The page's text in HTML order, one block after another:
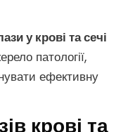
у крові та сечі
патології,
ефективну
крові та